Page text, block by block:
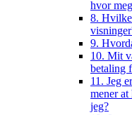
hvor
8.
9.
10. Mit
betaling
11. Jeg
mener
jeg?